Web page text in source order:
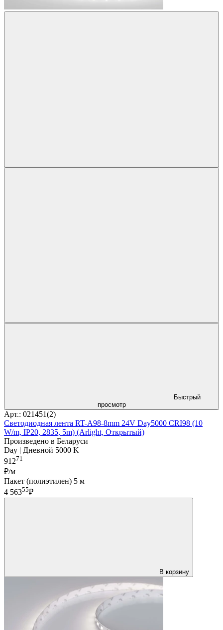
Быстрый
просмотр
Арт.: 021451(2)
Светодиодная лента RT-A98-8mm 24V Day5000 CRI98 (10
W/m, IP20, 2835, 5m) (Arlight, Открытый)
Произведено в Беларуси
Day | Дневной 5000 K
91271
₽/м
Пакет (полиэтилен) 5 м
4 56355₽
В корзину